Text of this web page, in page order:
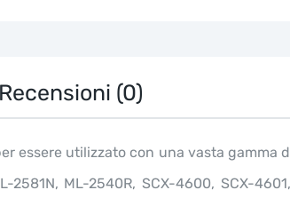
4623F
4623FW
SF-
650P
651P
Recensioni (0)
essere utilizzato con una vasta gamma
ML-2540R, SCX-4600, SCX-